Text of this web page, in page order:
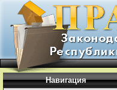
Навигация